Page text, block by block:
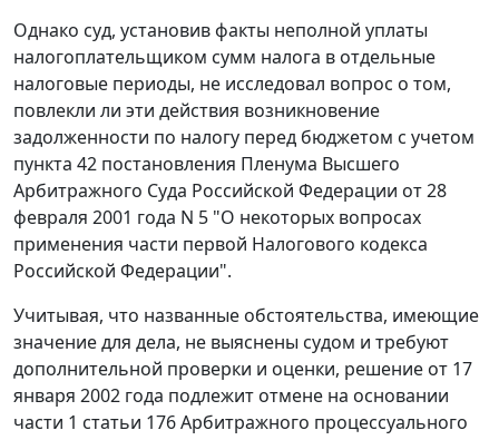
Однако суд, установив факты неполной уплаты
налогоплательщиком сумм налога в отдельные
налоговые периоды, не исследовал вопрос о том,
повлекли ли эти действия возникновение
задолженности по налогу перед бюджетом с учетом
пункта 42 постановления Пленума Высшего
Арбитражного Суда Российской Федерации от 28
февраля 2001 года N 5 "О некоторых вопросах
применения части первой Налогового кодекса
Российской Федерации".
Учитывая, что названные обстоятельства, имеющие
значение для дела, не выяснены судом и требуют
дополнительной проверки и оценки, решение от 17
января 2002 года подлежит отмене на основании
части 1 статьи 176Арбитражного процессуального